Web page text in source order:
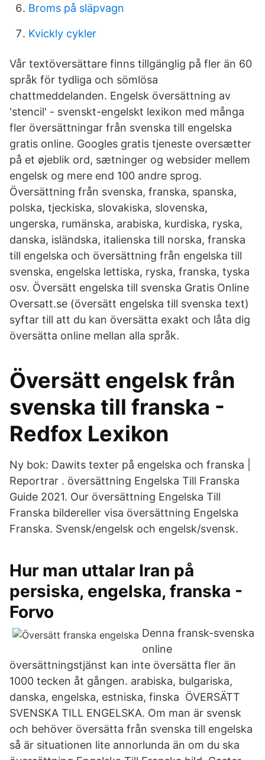
Broms på släpvagn
Kvickly cykler
Vår textöversättare finns tillgänglig på fler än 60
språk för tydliga och sömlösa
chattmeddelanden. Engelsk översättning av
'stencil' - svenskt-engelskt lexikon med många
fler översättningar från svenska till engelska
gratis online. Googles gratis tjeneste oversætter
på et øjeblik ord, sætninger og websider mellem
engelsk og mere end 100 andre sprog.
Översättning från svenska, franska, spanska,
polska, tjeckiska, slovakiska, slovenska,
ungerska, rumänska, arabiska, kurdiska, ryska,
danska, isländska, italienska till norska, franska
till engelska och översättning från engelska till
svenska, engelska lettiska, ryska, franska, tyska
osv. Översätt engelska till svenska Gratis Online
Oversatt.se (översätt engelska till svenska text)
syftar till att du kan översätta exakt och låta dig
översätta online mellan alla språk.
Översätt engelsk från
svenska till franska -
Redfox Lexikon
Ny bok: Dawits texter på engelska och franska |
Reportrar . översättning Engelska Till Franska
Guide 2021. Our översättning Engelska Till
Franska bildereller visa översättning Engelska
Franska. Svensk/engelsk och engelsk/svensk.
Hur man uttalar Iran på
persiska, engelska, franska -
Forvo
Denna fransk-svenska
online
översättningstjänst kan inte översätta fler än
1000 tecken åt gången. arabiska, bulgariska,
danska, engelska, estniska, finska ÖVERSÄTT
SVENSKA TILL ENGELSKA. Om man är svensk
och behöver översätta från svenska till engelska
så är situationen lite annorlunda än om du ska